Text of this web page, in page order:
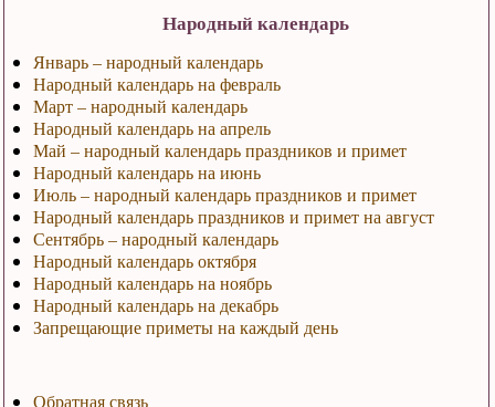
Народный календарь
Январь – народный календарь
Народный календарь на февраль
Март – народный календарь
Народный календарь на апрель
Май – народный календарь праздников и примет
Народный календарь на июнь
Июль – народный календарь праздников и примет
Народный календарь праздников и примет на август
Сентябрь – народный календарь
Народный календарь октября
Народный календарь на ноябрь
Народный календарь на декабрь
Запрещающие приметы на каждый день
Обратная связь